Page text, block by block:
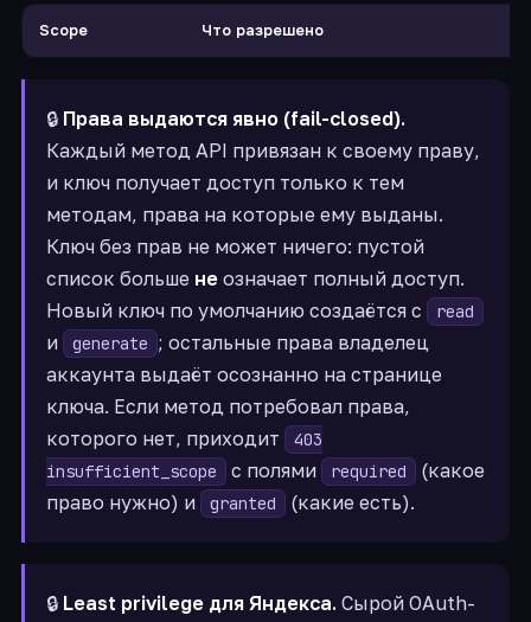
Scope Что разрешено
🔒 Права выдаются явно (fail-closed).
Каждый метод API привязан к своему праву,
и ключ получает доступ только к тем
методам, права на которые ему выданы.
Ключ без прав не может ничего: пустой
список больше не означает полный доступ.
Новый ключ по умолчанию создаётся с
read
и generate ; остальные права владелец
аккаунта выдаёт осознанно на странице
ключа. Если метод потребовал права,
которого нет, приходит
403
insufficient_scope
с полями required
(какое
право нужно) и
granted (какие есть).
🔒 Least privilege для Яндекса. Сырой OAuth-